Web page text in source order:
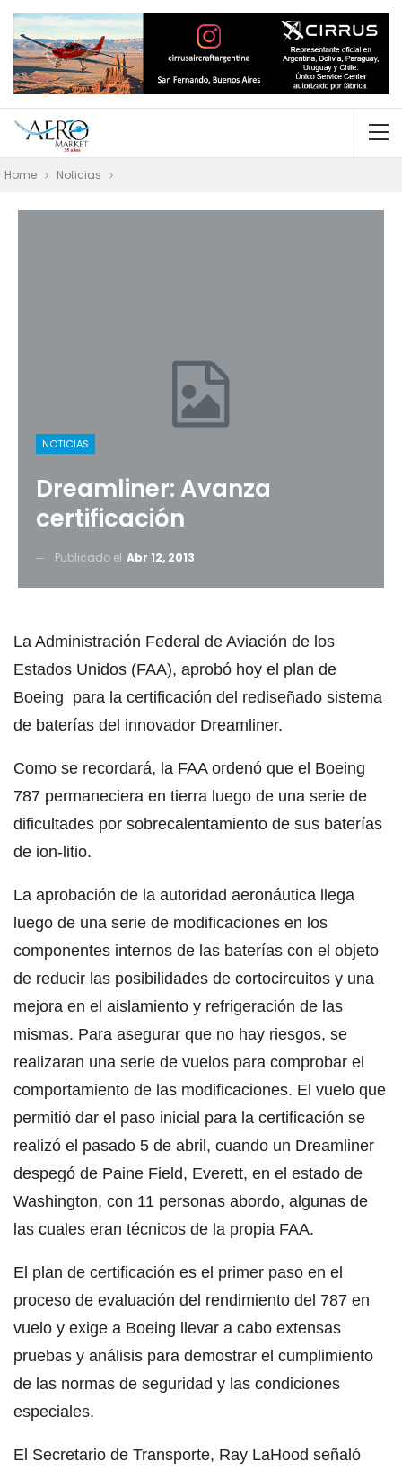
Home Noticias
NOTICIAS
Dreamliner: Avanza
certificación
Publicado el Abr 12, 2013
La Administración Federal de Aviación de los
Estados Unidos (FAA), aprobó hoy el plan de
Boeing para la certificación del rediseñado sistema
de baterías del innovador Dreamliner.
Como se recordará, la FAA ordenó que el Boeing
787 permaneciera en tierra luego de una serie de
dificultades por sobrecalentamiento de sus baterías
de ion-litio.
La aprobación de la autoridad aeronáutica llega
luego de una serie de modificaciones en los
componentes internos de las baterías con el objeto
de reducir las posibilidades de cortocircuitos y una
mejora en el aislamiento y refrigeración de las
mismas. Para asegurar que no hay riesgos, se
realizaran una serie de vuelos para comprobar el
comportamiento de las modificaciones. El vuelo que
permitió dar el paso inicial para la certificación se
realizó el pasado 5 de abril, cuando un Dreamliner
despegó de Paine Field, Everett, en el estado de
Washington, con 11 personas abordo, algunas de
las cuales eran técnicos de la propia FAA.
El plan de certificación es el primer paso en el
proceso de evaluación del rendimiento del 787 en
vuelo y exige a Boeing llevar a cabo extensas
pruebas y análisis para demostrar el cumplimiento
de las normas de seguridad y las condiciones
especiales.
El Secretario de Transporte, Ray LaHood señaló